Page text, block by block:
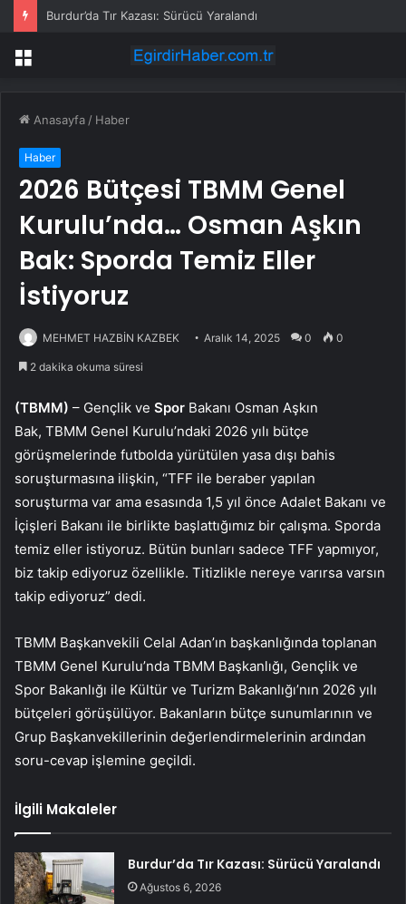
Burdur’da Tır Kazası: Sürücü Yaralandı
Menü
Anasayfa / Haber
Haber
2026 Bütçesi TBMM Genel
Kurulu’nda… Osman Aşkın
Bak: Sporda Temiz Eller
İstiyoruz
MEHMET HAZBİN KAZBEK Aralık 14, 2025 0 0
2 dakika okuma süresi
(TBMM) – Gençlik ve Spor Bakanı Osman Aşkın
Bak, TBMM Genel Kurulu’ndaki 2026 yılı bütçe
görüşmelerinde futbolda yürütülen yasa dışı bahis
soruşturmasına ilişkin, “TFF ile beraber yapılan
soruşturma var ama esasında 1,5 yıl önce Adalet Bakanı ve
İçişleri Bakanı ile birlikte başlattığımız bir çalışma. Sporda
temiz eller istiyoruz. Bütün bunları sadece TFF yapmıyor,
biz takip ediyoruz özellikle. Titizlikle nereye varırsa varsın
takip ediyoruz” dedi.
TBMM Başkanvekili Celal Adan’ın başkanlığında toplanan
TBMM Genel Kurulu’nda TBMM Başkanlığı, Gençlik ve
Spor Bakanlığı ile Kültür ve Turizm Bakanlığı’nın 2026 yılı
bütçeleri görüşülüyor. Bakanların bütçe sunumlarının ve
Grup Başkanvekillerinin değerlendirmelerinin ardından
soru-cevap işlemine geçildi.
İlgili Makaleler
Burdur’da Tır Kazası: Sürücü Yaralandı
Ağustos 6, 2026